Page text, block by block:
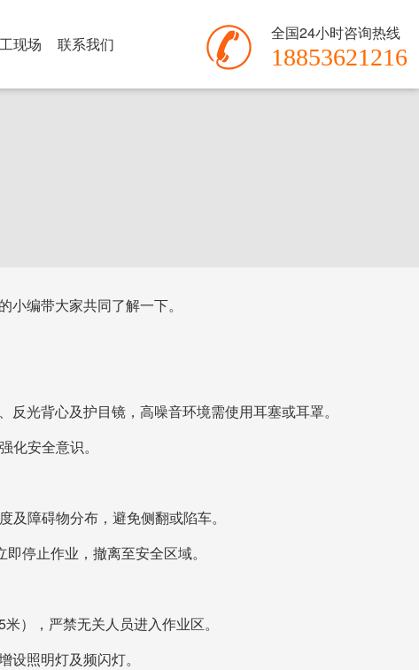
现场 联系我们
全国24小时咨询热线
18853621216
编带大家共同了解一下。
光背心及护目镜，高噪音环境需使用耳塞或耳罩。
安全意识。
障碍物分布，避免侧翻或陷车。
停止作业，撤离至安全区域。
），严禁无关人员进入作业区。
照明灯及频闪灯。